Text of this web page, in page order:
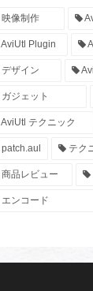
映像制作
AviUtl Plugin
デザイン
ガジェット
AviUtl テクニック
patch.aul テク
商品レビュー
エンコード